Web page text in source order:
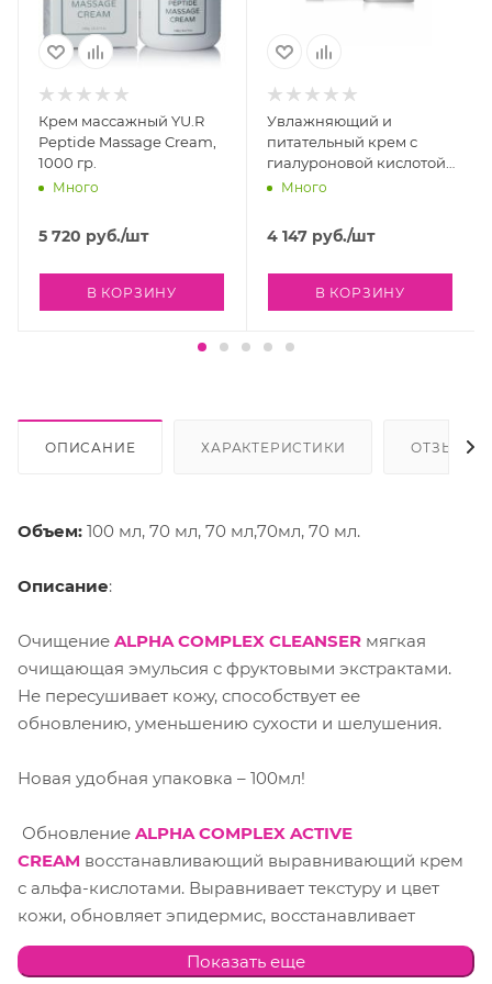
Крем массажный YU.R
Peptide Massage Cream,
1000 гр.
Много
5 720 руб./шт
В КОРЗИНУ
Увлажняющий и
питательный крем с
гиалуроновой кислотой
Holy Land Vitalise
Cream, 50 мл
Много
4 147 руб./шт
В КОРЗИНУ
ОПИСАНИЕ ХАРАКТЕРИСТИКИ ОТЗЫВЫ
Объем: 100 мл, 70 мл, 70 мл,70мл, 70 мл.
Описание:
Очищение ALPHA COMPLEX CLEANSER мягкая
очищающая эмульсия с фруктовыми экстрактами.
Не пересушивает кожу, способствует ее
обновлению, уменьшению сухости и шелушения.
Новая удобная упаковка – 100мл!
Обновление ALPHA COMPLEX ACTIVE
CREAM восстанавливающий выравнивающий крем
с альфа-кислотами. Выравнивает текстуру и цвет
кожи, обновляет эпидермис, восстанавливает
естественную увлажнённость. Также этот крем
устраняет шелушение и контролирует ороговение,
Показать еще